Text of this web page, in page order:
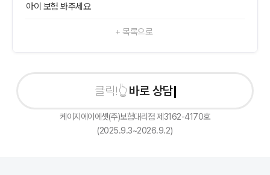
아이 보험 봐주세요
+ 목록으로
바로 상담신청
케이지에이에셋(주)보험대리점 제3162-4170호
(2025.9.3~2026.9.2)